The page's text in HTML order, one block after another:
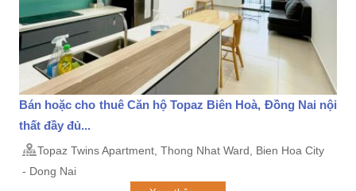
Bán hoặc cho thuê Căn hộ Topaz Biên Hoà, Đồng Nai nội
thất đầy đủ...
Topaz Twins Apartment, Thong Nhat Ward, Bien Hoa City
- Dong Nai